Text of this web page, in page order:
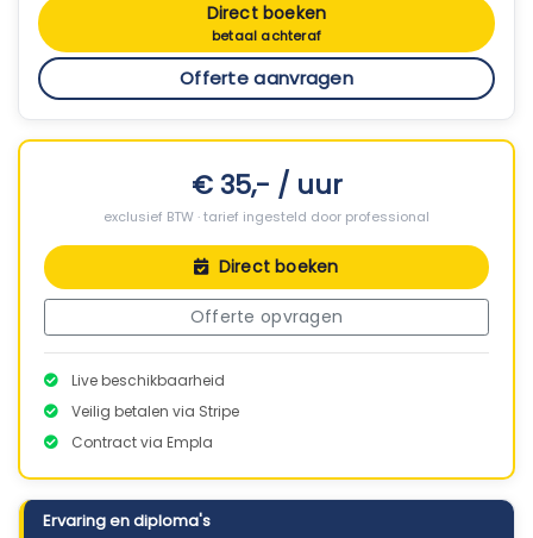
Direct boeken
betaal achteraf
Offerte aanvragen
€ 35,- / uur
exclusief BTW · tarief ingesteld door professional
Direct boeken
Offerte opvragen
Live beschikbaarheid
Veilig betalen via Stripe
Contract via Empla
Ervaring en diploma's